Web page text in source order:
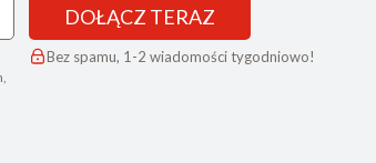
DOŁĄCZ TERAZ
Bez spamu, 1-2 wiadomości tygodniowo!